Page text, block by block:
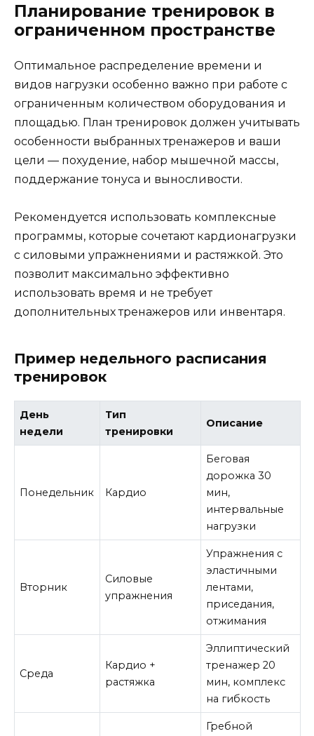
Планирование тренировок в
ограниченном пространстве
Оптимальное распределение времени и
видов нагрузки особенно важно при работе с
ограниченным количеством оборудования и
площадью. План тренировок должен учитывать
особенности выбранных тренажеров и ваши
цели — похудение, набор мышечной массы,
поддержание тонуса и выносливости.
Рекомендуется использовать комплексные
программы, которые сочетают кардионагрузки
с силовыми упражнениями и растяжкой. Это
позволит максимально эффективно
использовать время и не требует
дополнительных тренажеров или инвентаря.
Пример недельного расписания
тренировок
День
недели
Тип
тренировки
Описание
Понедельник Кардио
Беговая
дорожка 30
мин,
интервальные
нагрузки
Вторник
Силовые
упражнения
Упражнения с
эластичными
лентами,
приседания,
отжимания
Среда
Кардио +
растяжка
Эллиптический
тренажер 20
мин, комплекс
на гибкость
Гребной